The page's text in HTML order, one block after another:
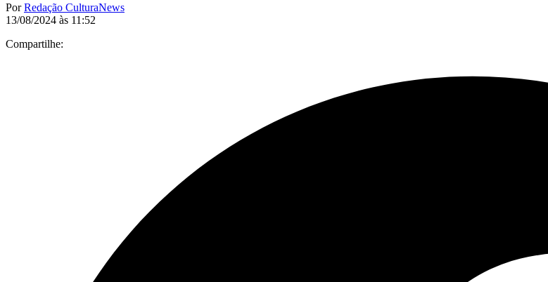
PorRedação CulturaNews
13/08/2024 às 11:52
Compartilhe: